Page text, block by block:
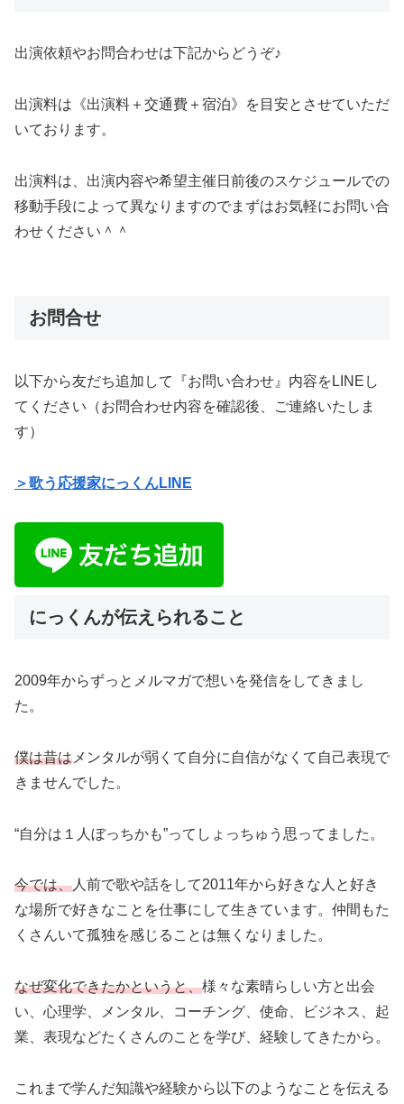
出演依頼やお問合わせは下記からどうぞ♪
出演料は《出演料＋交通費＋宿泊》を目安とさせていただ
いております。
出演料は、出演内容や希望主催日前後のスケジュールでの
移動手段によって異なりますのでまずはお気軽にお問い合
わせください＾＾
お問合せ
以下から友だち追加して『お問い合わせ』内容をLINEし
てください（お問合わせ内容を確認後、ご連絡いたしま
す）
＞歌う応援家にっくんLINE
にっくんが伝えられること
2009年からずっとメルマガで想いを発信をしてきまし
た。
僕は昔は メンタルが弱くて自分に自信がなくて自己表現で
きませんでした。
“自分は１人ぼっちかも”ってしょっちゅう思ってました。
今では、人前で歌や話をして2011年から好きな人と好き
な場所で好きなことを仕事にして生きています。仲間もた
くさんいて孤独を感じることは無くなりました。
なぜ変化できたかというと、様々な素晴らしい方と出会
い、心理学、メンタル、コーチング、使命、ビジネス、起
業、表現などたくさんのことを学び、経験してきたから。
これまで学んだ知識や経験から以下のようなことを伝える